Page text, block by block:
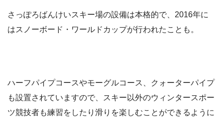
さっぽろばんけいスキー場の設備は本格的で、2016年に
はスノーボード・ワールドカップが行われたことも。
ハーフパイプコースやモーグルコース、クォーターパイプ
も設置されていますので、スキー以外のウィンタースポー
ツ競技者も練習をしたり滑りを楽しむことができるように